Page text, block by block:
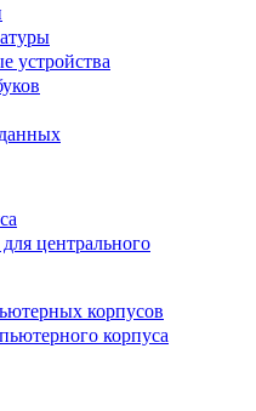
устройства
центрального
корпусов
корпуса